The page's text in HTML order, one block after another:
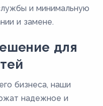
и минимальную
и замене.
для
бизнеса, наши
надежное и